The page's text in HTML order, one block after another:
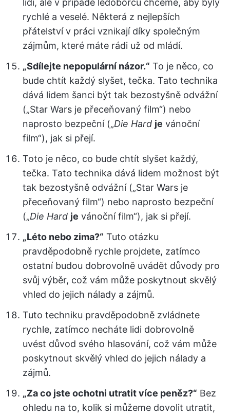
lidí, ale v případě ledoborců chceme, aby byly
rychlé a veselé. Některá z nejlepších
přátelství v práci vznikají díky společným
zájmům, které máte rádi už od mládí.
„Sdílejte nepopulární názor.“ To je něco, co
bude chtít každý slyšet, tečka. Tato technika
dává lidem šanci být tak bezostyšně odvážní
(„Star Wars je přeceňovaný film“) nebo
naprosto bezpeční („Die Hard je vánoční
film“), jak si přejí.
Toto je něco, co bude chtít slyšet každý,
tečka. Tato technika dává lidem možnost být
tak bezostyšně odvážní („Star Wars je
přeceňovaný film“) nebo naprosto bezpeční
(„Die Hard je vánoční film“), jak si přejí.
„Léto nebo zima?“ Tuto otázku
pravděpodobně rychle projdete, zatímco
ostatní budou dobrovolně uvádět důvody pro
svůj výběr, což vám může poskytnout skvělý
vhled do jejich nálady a zájmů.
Tuto techniku pravděpodobně zvládnete
rychle, zatímco necháte lidi dobrovolně
uvést důvod svého hlasování, což vám může
poskytnout skvělý vhled do jejich nálady a
zájmů.
„Za co jste ochotni utratit více peněz?“ Bez
ohledu na to, kolik si můžeme dovolit utratit,